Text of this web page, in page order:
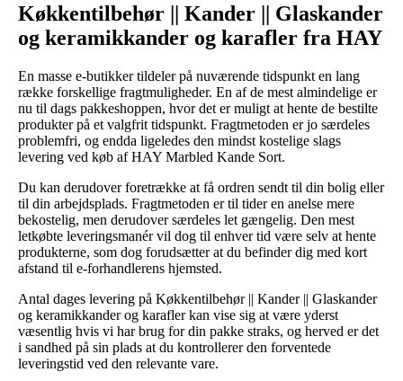
Køkkentilbehør || Kander || Glaskander
og keramikkander og karafler fra HAY
En masse e-butikker tildeler på nuværende tidspunkt en lang
række forskellige fragtmuligheder. En af de mest almindelige er
nu til dags pakkeshoppen, hvor det er muligt at hente de bestilte
produkter på et valgfrit tidspunkt. Fragtmetoden er jo særdeles
problemfri, og endda ligeledes den mindst kostelige slags
levering ved køb af HAY Marbled Kande Sort.
Du kan derudover foretrække at få ordren sendt til din bolig eller
til din arbejdsplads. Fragtmetoden er til tider en anelse mere
bekostelig, men derudover særdeles let gængelig. Den mest
letkøbte leveringsmanér vil dog til enhver tid være selv at hente
produkterne, som dog forudsætter at du befinder dig med kort
afstand til e-forhandlerens hjemsted.
Antal dages levering på Køkkentilbehør || Kander || Glaskander
og keramikkander og karafler kan vise sig at være yderst
væsentlig hvis vi har brug for din pakke straks, og herved er det
i sandhed på sin plads at du kontrollerer den forventede
leveringstid ved den relevante vare.